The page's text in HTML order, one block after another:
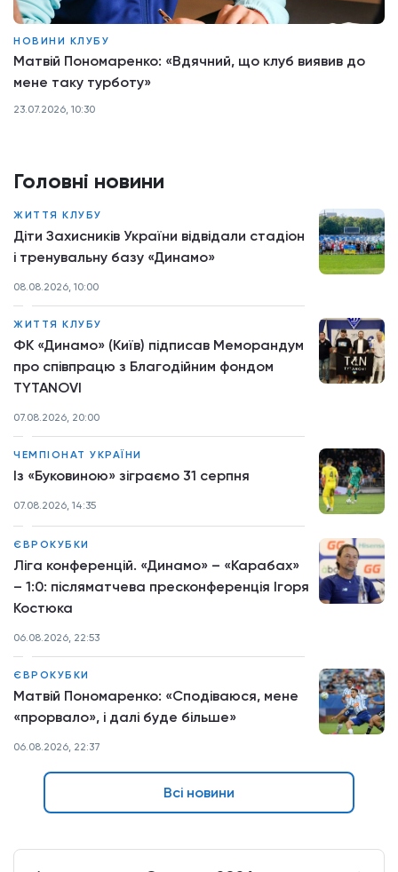
Головні новини
ЖИТТЯ КЛУБУ
Діти Захисників України відвідали стадіон
і тренувальну базу «Динамо»
08.08.2026, 10:00
ЖИТТЯ КЛУБУ
ФК «Динамо» (Київ) підписав Меморандум
про співпрацю з Благодійним фондом
TYTANOVI
07.08.2026, 20:00
ЧЕМПІОНАТ УКРАЇНИ
Із «Буковиною» зіграємо 31 серпня
07.08.2026, 14:35
ЄВРОКУБКИ
Ліга конференцій. «Динамо» – «Карабах»
– 1:0: післяматчева пресконференція Ігоря
Костюка
06.08.2026, 22:53
ЄВРОКУБКИ
Матвій Пономаренко: «Сподіваюся, мене
«прорвало», і далі буде більше»
06.08.2026, 22:37
Всі новини
НОВИНИ КЛУБУ
Матвій Пономаренко: «Вдячний, що клуб виявив до
мене таку турботу»
23.07.2026, 10:30